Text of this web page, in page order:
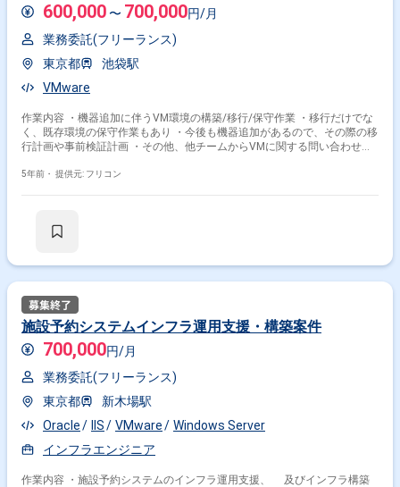
600,000 〜 700,000円/月
業務委託(フリーランス)
東京都
池袋駅
VMware
作業内容 ・機器追加に伴うVM環境の構築/移行/保守作業 ・移行だけでな
く、既存環境の保守作業もあり ・今後も機器追加があるので、その際の移
行計画や事前検証計画 ・その他、他チームからVMに関する問い合わせや
5年前・ 提供元: フリコン
施設予約システムインフラ運用支援・構築案件
700,000円/月
業務委託(フリーランス)
東京都
新木場駅
Oracle
IIS VMware
Windows Server
インフラエンジニア
作業内容 ・施設予約システムのインフラ運用支援、 及びインフラ構築